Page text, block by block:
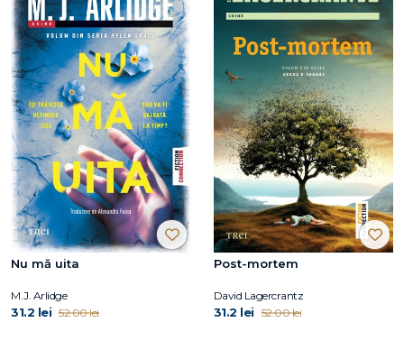
Nu mă uita
M.J. Arlidge
31.2 lei 52.00 lei
Post-mortem
David Lagercrantz
31.2 lei 52.00 lei